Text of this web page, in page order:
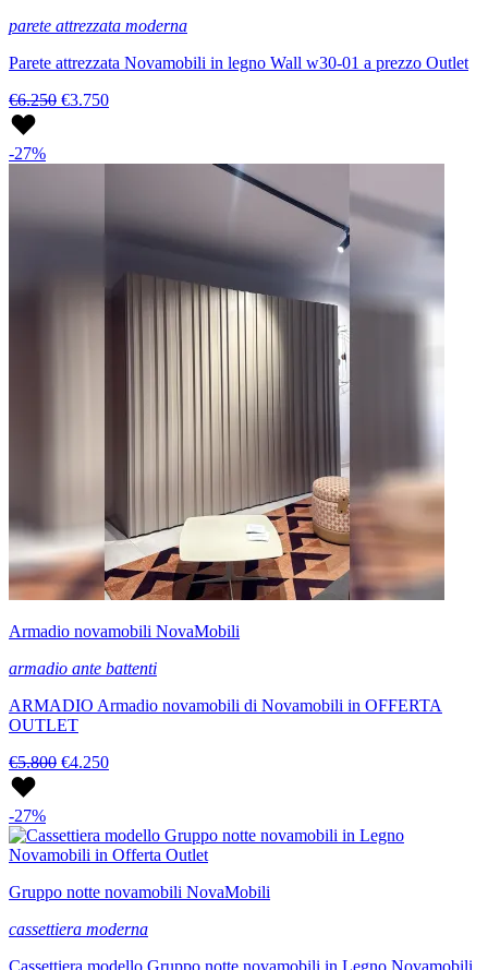
parete attrezzata moderna
Parete attrezzata Novamobili in legno Wall w30-01 a prezzo Outlet
€6.250 €3.750
-27%
Armadio novamobili NovaMobili
armadio ante battenti
ARMADIO Armadio novamobili di Novamobili in OFFERTA
OUTLET
€5.800 €4.250
-27%
Gruppo notte novamobili NovaMobili
cassettiera moderna